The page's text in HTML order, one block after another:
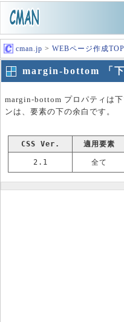
cman.jp > WEBページ作成TOP
margin-bottom 「下
margin-bottom プロパティは
ンは、要素の下の余白です。
CSS Ver. 適用要素
2.1 全て